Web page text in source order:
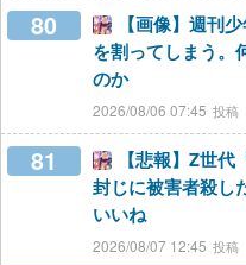
80
【画像】週刊
を割ってしまう。
のか
2026/08/06 07:45
81
【悲報】Z世
封じに被害者殺し
いいね
2026/08/07 12:45